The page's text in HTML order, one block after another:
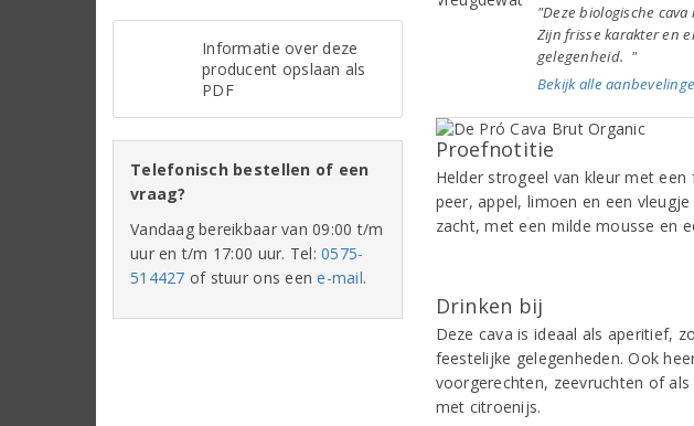
Informatie over deze
producent opslaan als
PDF
Telefonisch bestellen of een
vraag?
Vandaag bereikbaar van 09:00 t/m
uur en t/m 17:00 uur. Tel:0575-
514427 of stuur ons eene-mail.
"Deze biologische
Zijn frisse karakter en
gelegenheid. "
Bekijk alle
Proefnotitie
Helder strogeel van kleur met
peer, appel, limoen en een
zacht, met een milde mousse en
Drinken bij
Deze cava is ideaal als aperitief,
feestelijke gelegenheden. Ook
voorgerechten, zeevruchten of
met citroenijs.